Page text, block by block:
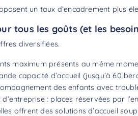
un taux d’encadrement plus
tous les goûts (et les
diversifiées.
maximum présents au même
capacité d’accueil (jusqu’à 60
des enfants avec
: places réservées par
offrent des solutions d’accueil